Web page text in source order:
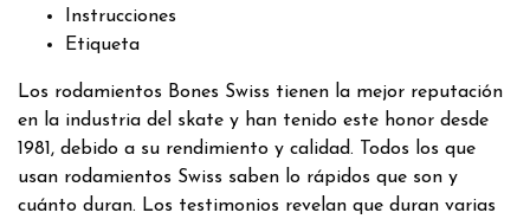
Instrucciones
Etiqueta
Los rodamientos Bones Swiss tienen la mejor reputación
en la industria del skate y han tenido este honor desde
1981, debido a su rendimiento y calidad. Todos los que
usan rodamientos Swiss saben lo rápidos que son y
cuánto duran. Los testimonios revelan que duran varias